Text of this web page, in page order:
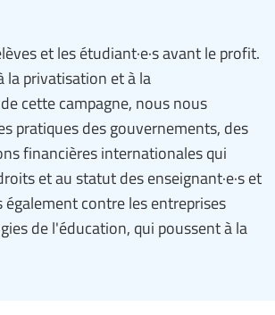
et les étudiant·e·s avant le profit.
la privatisation et à la
cette campagne, nous nous
pratiques des gouvernements, des
financières internationales qui
et au statut des enseignant·e·s et
contre les entreprises
de l'éducation, qui poussent à la